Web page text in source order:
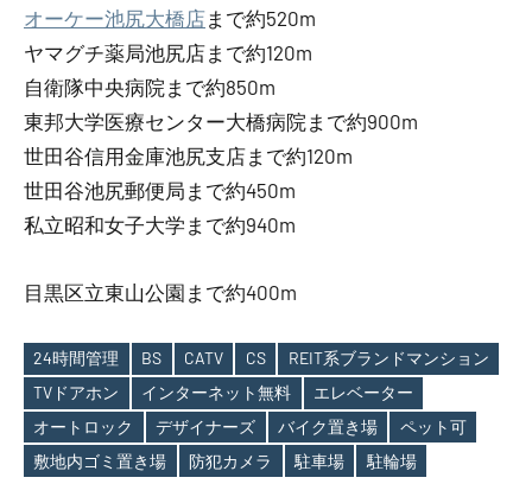
オーケー池尻大橋店まで約520m
ヤマグチ薬局池尻店まで約120m
自衛隊中央病院まで約850m
東邦大学医療センター大橋病院まで約900m
世田谷信用金庫池尻支店まで約120m
世田谷池尻郵便局まで約450m
私立昭和女子大学まで約940m
目黒区立東山公園まで約400m
Tags
24時間管理 BS CATV CS
REIT系ブランドマンション
TVドアホン
インターネット無料
エレベーター
オートロック
デザイナーズ バイク置き場
ペット可
敷地内ゴミ置き場
防犯カメラ 駐車場 駐輪場